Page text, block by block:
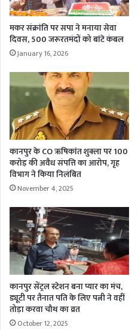
मकर संक्रांति पर सपा ने मनाया सेवा
दिवस, 500 जरूरतमंदों को बांटे कंबल
January 16, 2026
कानपुर के CO ऋषिकांत शुक्ला पर 100
करोड़ की अवैध संपत्ति का आरोप, गृह
विभाग ने किया निलंबित
November 4, 2025
कानपुर सेंट्रल स्टेशन बना प्यार का मंच,
ड्यूटी पर तैनात पति के लिए पत्नी ने वहीं
तोड़ा करवा चौथ का व्रत
October 12, 2025